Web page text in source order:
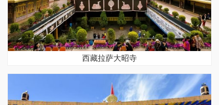
西藏拉萨大昭寺